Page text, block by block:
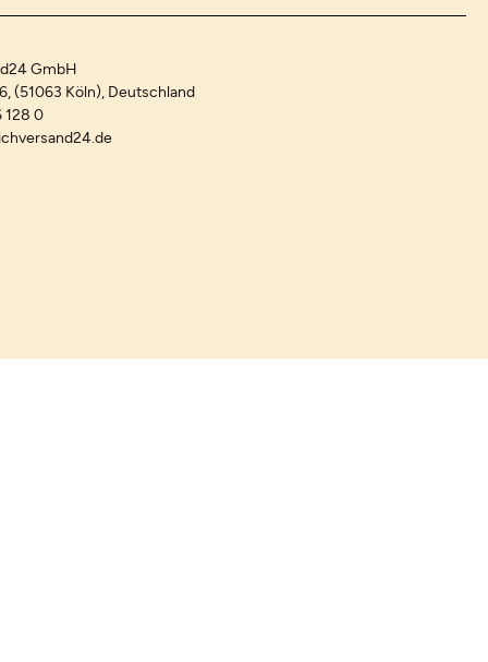
GmbH
(51063 Köln), Deutschland
128 0